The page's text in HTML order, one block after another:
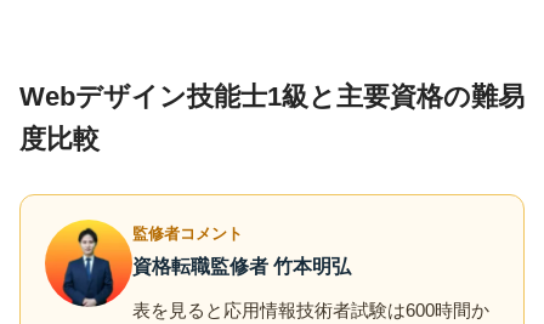
Webデザイン技能士1級と主要資格の難易
度比較
監修者コメント
資格転職監修者 竹本明弘
表を見ると応用情報技術者試験は600時間か